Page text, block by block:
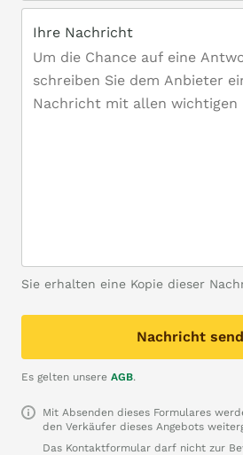
Ihre Nachricht
Sie erhalten eine Kopie dieser
Nachricht
Es gelten unsere AGB.
Mit Absenden dieses Formulares
den Verkäufer dieses Angebots
Das Kontaktformular darf nicht zur